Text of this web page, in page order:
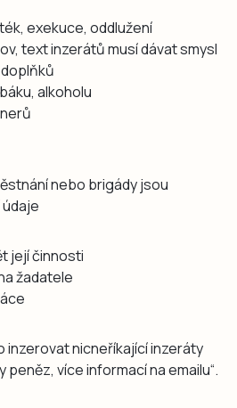
exekuce, oddlužení
text inzerátů musí dávat smysl
alkoholu
nebo brigády jsou
její činnosti
žadatele
inzerovat nicneříkající inzeráty
více informací na emailu“.